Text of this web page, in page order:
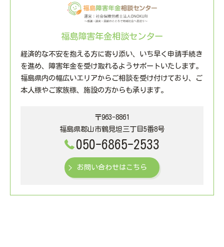
福島障害年金相談センター
経済的な不安を抱える方に寄り添い、いち早く申請手続き
を進め、障害年金を受け取れるようサポートいたします。
福島県内の幅広いエリアからご相談を受け付けており、ご
本人様やご家族様、施設の方からも承ります。
〒963-8861
福島県郡山市鶴見坦三丁目5番8号
050-6865-2533
お問い合わせはこちら